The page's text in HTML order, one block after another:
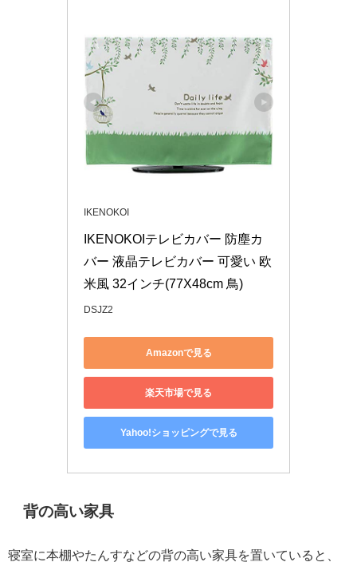
IKENOKOI
IKENOKOIテレビカバー 防塵カ
バー 液晶テレビカバー 可愛い 欧
米風 32インチ(77X48cm 鳥)
DSJZ2
Amazonで見る
楽天市場で見る
Yahoo!ショッピングで見る
背の高い家具
寝室に本棚やたんすなどの背の高い家具を置いていると、